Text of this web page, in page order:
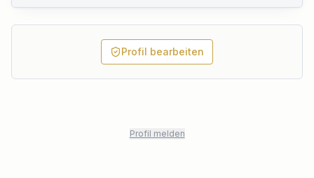
Profil bearbeiten
Profil melden